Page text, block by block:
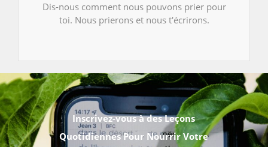
Dis-nous comment nous pouvons prier pour
toi. Nous prierons et nous t'écrirons.
Inscrivez-vous à des Leçons
Quotidiennes Pour Nourrir Votre